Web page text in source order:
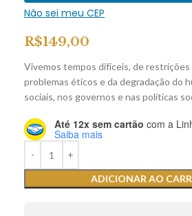
Não sei meu CEP
R$149,00
Vivemos tempos difíceis, de restrições
problemas éticos e da degradação do
sociais, nos governos e nas políticas
Até 12x sem cartão com a
Saiba mais
ADICIONAR AO